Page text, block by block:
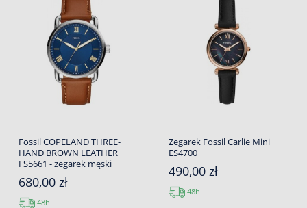
Fossil COPELAND THREE-
HAND BROWN LEATHER
FS5661 - zegarek męski
680,00 zł
48h
Zegarek Fossil Carlie Mini
ES4700
490,00 zł
48h